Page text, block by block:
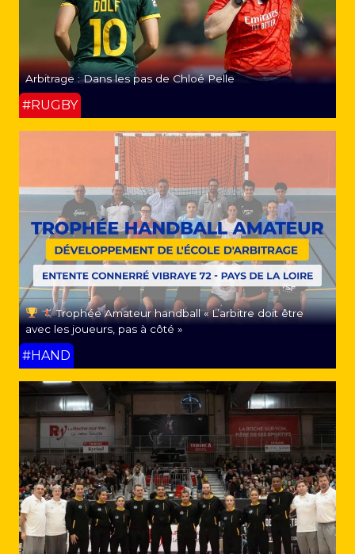
Arbitrage : Dans les pas de Chloé Pelle
#RUGBY
Trophée Amateur handball « L’arbitre doit être
avec les joueurs, pas à côté »
#HAND